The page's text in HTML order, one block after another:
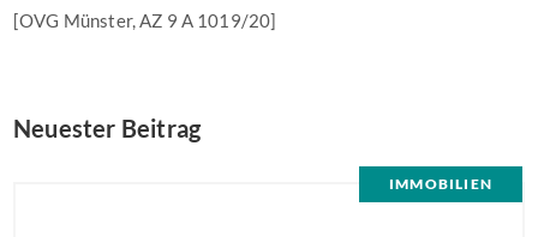
[OVG Münster, AZ 9 A 1019/20]
Neuester Beitrag
IMMOBILIEN